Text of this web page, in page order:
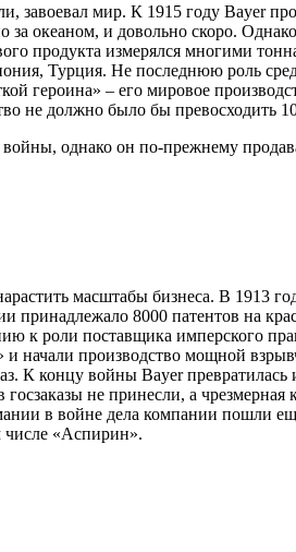
завоевал мир. К 1915 году Bayer
океаном, и довольно скоро.
продукта измерялся многими
Турция. Не последнюю роль
героина» – его мировое
не должно было бы превосходить
однако он по-прежнему
масштабы бизнеса. В 1913
8000 патентов на
к роли поставщика имперского
начали производство мощной
К концу войны Bayer превратилась
не принесли, а чрезмерная
в войне дела компании пошли
числе «Аспирин».